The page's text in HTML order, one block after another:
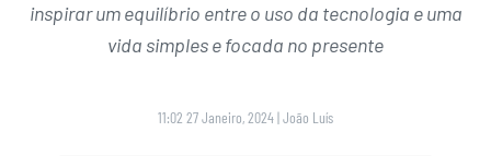
inspirar um equilíbrio entre o uso da tecnologia e uma
vida simples e focada no presente
11:02 27 Janeiro, 2024|João Luís